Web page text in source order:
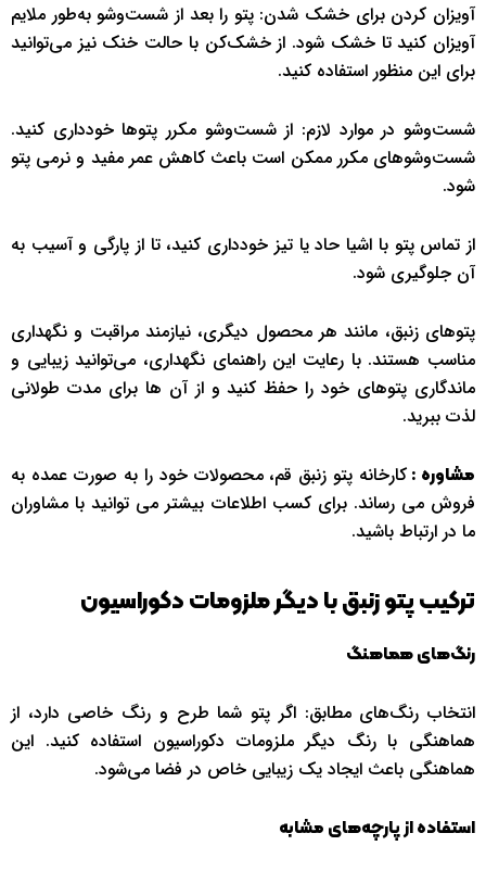
آویزان کردن برای خشک شدن: پتو را بعد از شست‌وشو به‌طور ملایم
آویزان کنید تا خشک شود. از خشک‌کن با حالت خنک نیز می‌توانید
برای این منظور استفاده کنید.
شست‌وشو در موارد لازم: از شست‌وشو مکرر پتوها خودداری کنید.
شست‌وشوهای مکرر ممکن است باعث کاهش عمر مفید و نرمی پتو
شود.
از تماس پتو با اشیا حاد یا تیز خودداری کنید، تا از پارگی و آسیب به
آن جلوگیری شود.
پتوهای زنبق، مانند هر محصول دیگری، نیازمند مراقبت و نگهداری
مناسب هستند. با رعایت این راهنمای نگهداری، می‌توانید زیبایی و
ماندگاری پتوهای خود را حفظ کنید و از آن ها برای مدت طولانی
لذت ببرید.
مشاوره : کارخانه پتو زنبق قم، محصولات خود را به صورت عمده به
فروش می رساند. برای کسب اطلاعات بیشتر می توانید با مشاوران
ما در ارتباط باشید.
ترکیب پتو زنبق با دیگر ملزومات دکوراسیون
رنگ‌های هماهنگ
انتخاب رنگ‌های مطابق: اگر پتو شما طرح و رنگ خاصی دارد، از
هماهنگی با رنگ دیگر ملزومات دکوراسیون استفاده کنید. این
هماهنگی باعث ایجاد یک زیبایی خاص در فضا می‌شود.
استفاده از پارچه‌های مشابه